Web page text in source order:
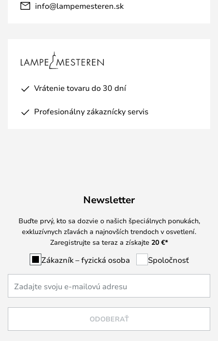
info@lampemesteren.sk
Vrátenie tovaru do 30 dní
Profesionálny zákaznícky servis
Newsletter
Buďte prvý, kto sa dozvie o našich špeciálnych ponukách,
exkluzívnych zľavách a najnovších trendoch v osvetlení.
Zaregistrujte sa teraz a získajte 20 €*
Zákazník – fyzická osoba Spoločnosť
ODOBERAŤ